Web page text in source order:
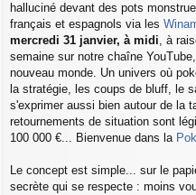
halluciné devant des pots
français et espagnols via les
mercredi 31 janvier, à midi, à
semaine sur notre chaîne
nouveau monde. Un univers où
la stratégie, les coups de bluff, le
s'exprimer aussi bien autour de la
retournements de situation sont
100 000 €... Bienvenue dans la
Le concept est simple... sur le
secrète qui se respecte : moins